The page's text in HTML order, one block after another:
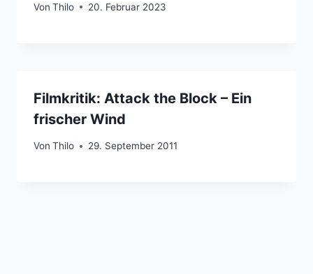
Von Thilo 20. Februar 2023
Filmkritik: Attack the Block – Ein
frischer Wind
Von Thilo 29. September 2011